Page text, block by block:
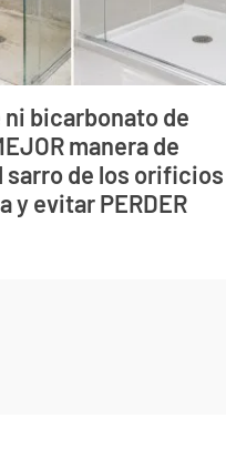
bicarbonato de
manera de
sarro de los orificios
y evitar PERDER